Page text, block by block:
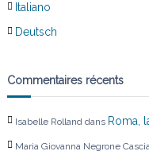
Italiano
Deutsch
Commentaires récents
Isabelle Rollanddans Roma,
Maria Giovanna Negrone